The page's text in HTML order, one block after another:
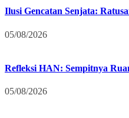
Ilusi Gencatan Senjata:
05/08/2026
Refleksi HAN: Sempitnya
05/08/2026